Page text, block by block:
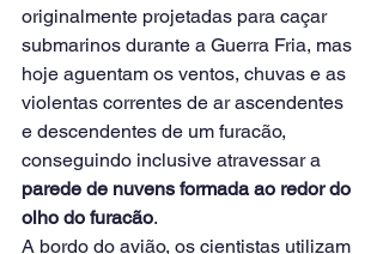
originalmente projetadas para caçar
submarinos durante a Guerra Fria, mas
hoje aguentam os ventos, chuvas e as
violentas correntes de ar ascendentes
e descendentes de um furacão,
conseguindo inclusive atravessar a
parede de nuvens formada ao redor do
olho do furacão.
A bordo do avião, os cientistas utilizam